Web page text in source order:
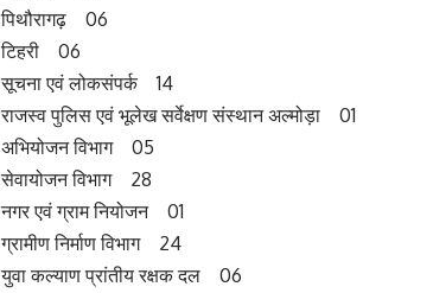
पिथौरागढ़ 06
टिहरी 06
सूचना एवं लोकसंपर्क 14
राजस्व पुलिस एवं भूलेख सर्वेक्षण संस्थान अल्मोड़ा 01
अभियोजन विभाग 05
सेवायोजन विभाग 28
नगर एवं ग्राम नियोजन 01
ग्रामीण निर्माण विभाग 24
युवा कल्याण प्रांतीय रक्षक दल 06